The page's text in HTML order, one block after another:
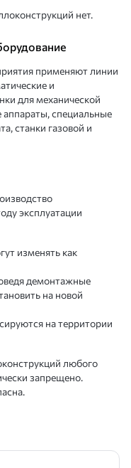
нет.
применяют линии
и
для механической
специальные
станки газовой и
эксплуатации
изменять как
демонтажные
на новой
на территории
любого
запрещено.